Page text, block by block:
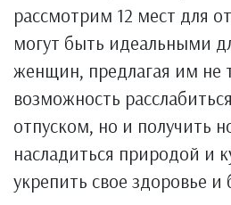
рассмотрим 12 мест для
могут быть идеальными
женщин, предлагая им не
возможность
отпуском, но и получить
насладиться природой и
укрепить свое здоровье и